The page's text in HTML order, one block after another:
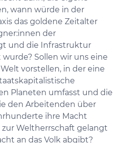
wann würde in der
das goldene Zeitalter
der
und die Infrastruktur
Sollen wir uns eine
vorstellen, in der eine
Planeten umfasst und die
den Arbeitenden über
ihre Macht
Weltherrschaft gelangt
an das Volk abgibt?